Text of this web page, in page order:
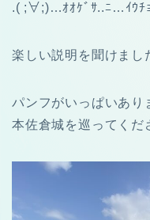
.( ;∀;)…ｵｵｹﾞｻ..ﾆ…ｲｳﾁ
楽しい説明を聞けまし
パンフがいっぱいあり
本佐倉城を巡ってくだ